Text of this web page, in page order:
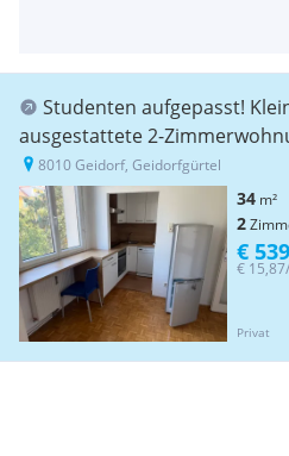
Studenten aufgepasst!
ausgestattete 2-
ReSowi-Zentrum
8010 Geidorf, Geidorfgürtel
34 m²
2
Privat
€
€